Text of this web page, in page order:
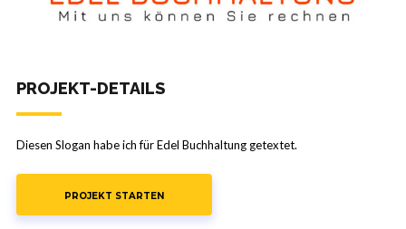
PROJEKT-DETAILS
Die­sen Slo­gan habe ich für Edel Buch­hal­tung getextet.
PROJEKT STARTEN